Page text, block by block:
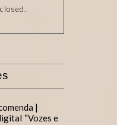
|
“Vozes e